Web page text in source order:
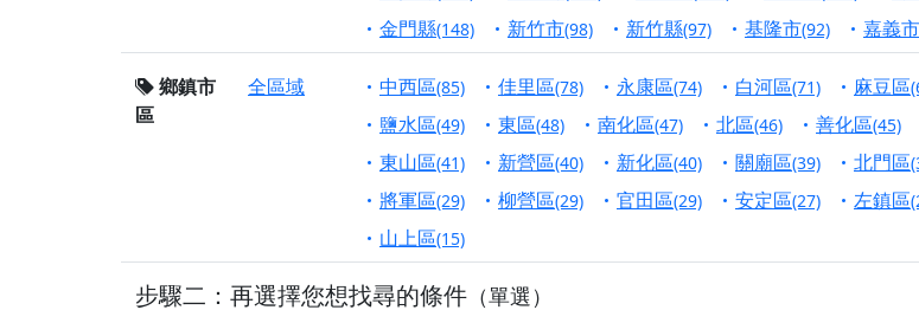
願平安順遂的慈悲心意。
【桃園龜山 慈恩宮】丙午年梁皇寶懺法會，一念虔誠禮寶懺，一
【新北貢寮 南極玉明殿】中元普渡大法會，誠摯歡迎十方善信大
下善緣。
【桃園慈善宮(天公廟)】中元普渡交給專業的來，省時省力又積福
是「超級加倍」！
【台北北投 福慶宮】慶讚中元普渡法會，誠摯邀請十方善信大德
【桃園龜山 慈恩宮】瑤池金母聖誕祝壽盛典，邀請十方善信大德
【桃園龜山 慈恩宮】丙午年慶讚中元普渡法會，正是讓我們用善
金門縣(148) 新竹市(98) 新竹縣(97) 基隆市(92) 嘉義市
鄉鎮市
區
全區域 中西區(85) 佳里區(78) 永康區(74) 白河區(71) 麻豆區
鹽水區(49) 東區(48) 南化區(47) 北區(46) 善化區(45)
東山區(41) 新營區(40) 新化區(40) 關廟區(39) 北門區
將軍區(29) 柳營區(29) 官田區(29) 安定區(27) 左鎮區
山上區(15)
步驟二：再選擇您想找尋的條件 （單選）